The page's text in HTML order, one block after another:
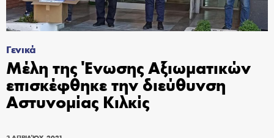
Γενικά
Μέλη της Ένωσης Αξιωματικών
επισκέφθηκε την διεύθυνση
Αστυνομίας Κιλκίς